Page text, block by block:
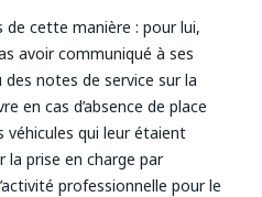
de cette manière : pour lui,
avoir communiqué à ses
notes de service sur la
en cas d’absence de place
qui leur étaient
la prise en charge par
professionnelle pour le